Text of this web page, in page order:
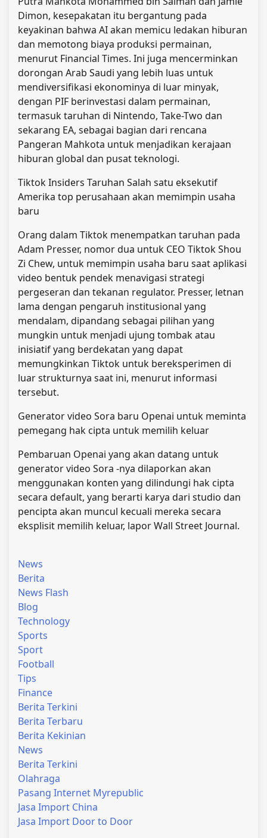
Dimon, kesepakatan itu bergantung pada
keyakinan bahwa AI akan memicu ledakan hiburan
dan memotong biaya produksi permainan,
menurut Financial Times. Ini juga mencerminkan
dorongan Arab Saudi yang lebih luas untuk
mendiversifikasi ekonominya di luar minyak,
dengan PIF berinvestasi dalam permainan,
termasuk taruhan di Nintendo, Take-Two dan
sekarang EA, sebagai bagian dari rencana
Pangeran Mahkota untuk menjadikan kerajaan
hiburan global dan pusat teknologi.
Tiktok Insiders Taruhan Salah satu eksekutif
Amerika top perusahaan akan memimpin usaha
baru
Orang dalam Tiktok menempatkan taruhan pada
Adam Presser, nomor dua untuk CEO Tiktok Shou
Zi Chew, untuk memimpin usaha baru saat aplikasi
video bentuk pendek menavigasi strategi
pergeseran dan tekanan regulator. Presser, letnan
lama dengan pengaruh institusional yang
mendalam, dipandang sebagai pilihan yang
mungkin untuk menjadi ujung tombak atau
inisiatif yang berdekatan yang dapat
memungkinkan Tiktok untuk bereksperimen di
luar strukturnya saat ini, menurut informasi
tersebut.
Generator video Sora baru Openai untuk meminta
pemegang hak cipta untuk memilih keluar
Pembaruan Openai yang akan datang untuk
generator video Sora -nya dilaporkan akan
menggunakan konten yang dilindungi hak cipta
secara default, yang berarti karya dari studio dan
pencipta akan muncul kecuali mereka secara
eksplisit memilih keluar, lapor Wall Street Journal.
News
Berita
News Flash
Blog
Technology
Sports
Sport
Football
Tips
Finance
Berita Terkini
Berita Terbaru
Berita Kekinian
News
Berita Terkini
Olahraga
Pasang Internet Myrepublic
Jasa Import China
Jasa Import Door to Door